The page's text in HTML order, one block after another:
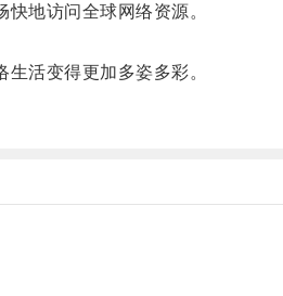
地访问全球网络资源。
活变得更加多姿多彩。